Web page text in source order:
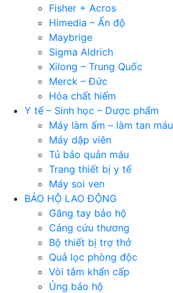
Fisher + Acros
Himedia – Ấn độ
Maybrige
Sigma Aldrich
Xilong – Trung Quốc
Merck – Đức
Hóa chất hiếm
Y tế – Sinh học – Dược phẩm
Máy làm ấm – làm tan máu
Máy dập viên
Tủ bảo quản máu
Trang thiết bị y tế
Máy soi ven
BẢO HỘ LAO ĐỘNG
Găng tay bảo hộ
Cáng cứu thương
Bộ thiết bị trợ thở
Quả lọc phòng độc
Vòi tắm khẩn cấp
Ủng bảo hộ